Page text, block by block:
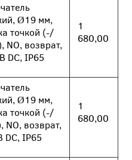
Ø19 мм,
точкой (-/
NO, возврат,
DC, IP65
1
680,00
Ø19 мм,
точкой (-/
NO, возврат,
DC, IP65
1
680,00